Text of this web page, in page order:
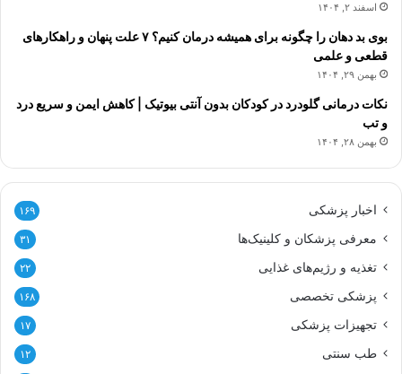
اسفند ۲, ۱۴۰۴
بوی بد دهان را چگونه برای همیشه درمان کنیم؟ ۷ علت پنهان و راهکارهای
قطعی و علمی
بهمن ۲۹, ۱۴۰۴
نکات درمانی گلودرد در کودکان بدون آنتی بیوتیک | کاهش ایمن و سریع درد
و تب
بهمن ۲۸, ۱۴۰۴
اخبار پزشکی ۱۶۹
معرفی پزشکان و کلینیک‌ها ۳۱
تغذیه و رژیم‌های غذایی ۲۲
پزشکی تخصصی ۱۶۸
تجهیزات پزشکی ۱۷
طب سنتی ۱۲